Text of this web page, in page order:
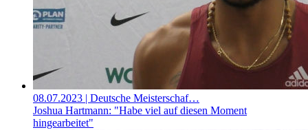
08.07.2023 | Deutsche Meisterschaf…
Joshua Hartmann: "Habe viel auf diesen Moment
hingearbeitet"